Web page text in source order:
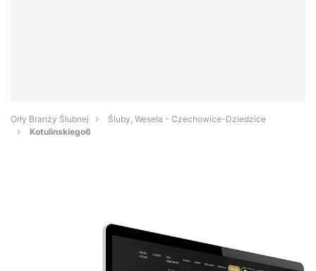
Orły Branży Ślubnej
Śluby, Wesela - Czechowice-Dziedzice
Kotulinskiego6